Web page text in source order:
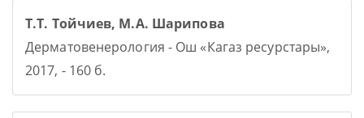
Т.Т. Тойчиев, М.А. Шарипова
Дерматовенерология - Ош «Кагаз ресурстары»,
2017, - 160 б.